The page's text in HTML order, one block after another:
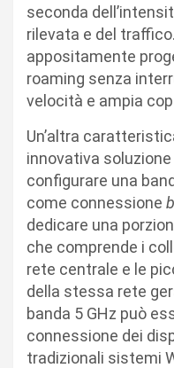
seconda
rilevata e del
appositamente
roaming senza
velocità e ampia
Un’altra
innovativa
configurare una
come connessione
dedicare una
che comprende i
rete centrale e le
della stessa rete
banda 5 GHz può
connessione dei
tradizionali sistemi